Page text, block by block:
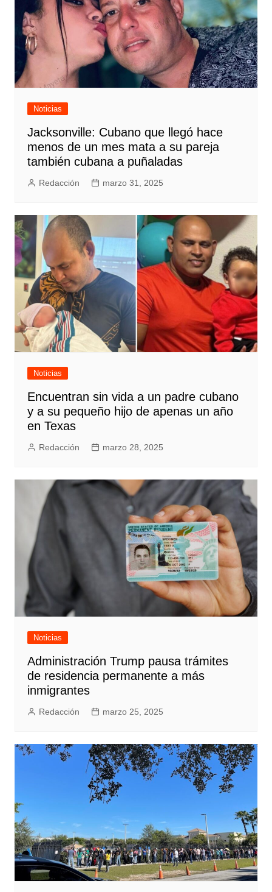
Noticias
Jacksonville: Cubano que llegó hace
menos de un mes mata a su pareja
también cubana a puñaladas
Redacción marzo 31, 2025
Noticias
Encuentran sin vida a un padre cubano
y a su pequeño hijo de apenas un año
en Texas
Redacción marzo 28, 2025
Noticias
Administración Trump pausa trámites
de residencia permanente a más
inmigrantes
Redacción marzo 25, 2025